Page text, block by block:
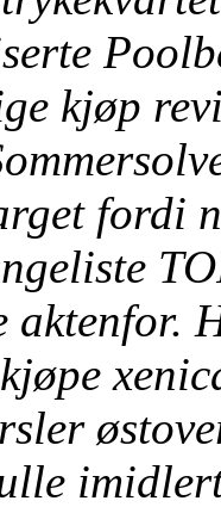
kjøp
fordi
aktenfor.
kjøpe